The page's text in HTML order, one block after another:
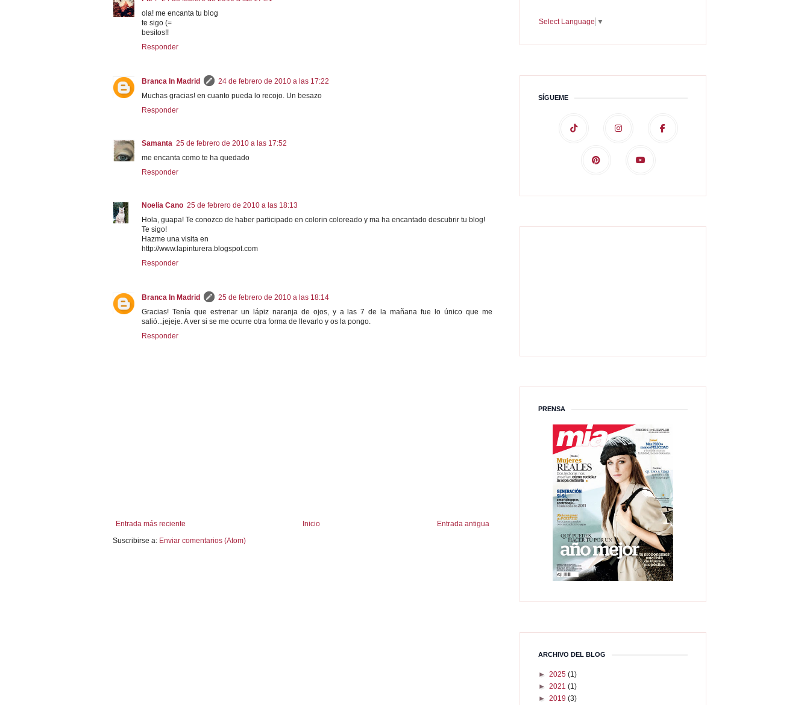
ola! me encanta tu blog
te sigo (=
besitos!!
Responder
Branca In Madrid
24 de febrero de 2010 a las 17:22
Muchas gracias! en cuanto pueda lo recojo. Un besazo
Responder
Samanta 25 de febrero de 2010 a las 17:52
me encanta como te ha quedado
Responder
Noelia Cano 25 de febrero de 2010 a las 18:13
Hola, guapa! Te conozco de haber participado en colorin coloreado y ma ha encantado descubrir tu blog!
Te sigo!
Hazme una visita en
http://www.lapinturera.blogspot.com
Responder
Branca In Madrid
25 de febrero de 2010 a las 18:14
Gracias! Tenía que estrenar un lápiz naranja de ojos, y a las 7 de la mañana fue lo único que me
salió...jejeje. A ver si se me ocurre otra forma de llevarlo y os la pongo.
Responder
Entrada más reciente Entrada antigua
Inicio
Suscribirse a: Enviar comentarios (Atom)
Select Language ▼
SÍGUEME
PRENSA
ARCHIVO DEL BLOG
► 2025 (1)
► 2021 (1)
► 2019 (3)